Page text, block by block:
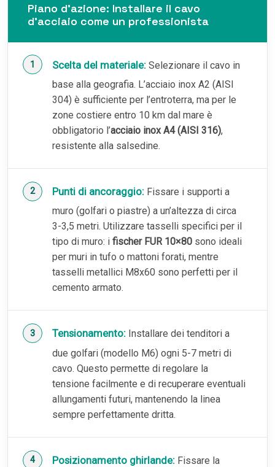
Piano d’azione: Installare il cavo
d’acciaio come un professionista
Scelta del materiale: Selezionare il cavo in
base alla geografia. L’acciaio inox A2 (AISI
304) è sufficiente per l’entroterra, ma per le
zone costiere entro 10 km dal mare è
obbligatorio l’acciaio inox A4 (AISI 316),
resistente alla salsedine.
Punti di ancoraggio: Fissare i supporti a
muro (golfari o piastre) a un’altezza di circa
3-3,5 metri. Utilizzare tasselli specifici per il
tipo di muro: i fischer FUR 10×80 sono ideali
per muri in tufo o mattoni forati, mentre
tasselli metallici M8x60 sono perfetti per il
cemento armato.
Tensionamento: Installare dei tenditori a
due golfari (modello M6) ogni 5-7 metri di
cavo. Questo permette di regolare la
tensione facilmente e di recuperare eventuali
allungamenti futuri, mantenendo la linea
sempre perfettamente dritta.
Posizionamento ghirlande: Fissare la